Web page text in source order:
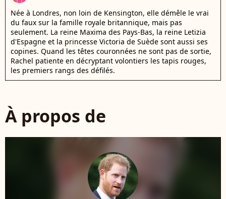
Née à Londres, non loin de Kensington, elle démêle le vrai
du faux sur la famille royale britannique, mais pas
seulement. La reine Maxima des Pays-Bas, la reine Letizia
d'Espagne et la princesse Victoria de Suède sont aussi ses
copines. Quand les têtes couronnées ne sont pas de sortie,
Rachel patiente en décryptant volontiers les tapis rouges,
les premiers rangs des défilés.
À propos de